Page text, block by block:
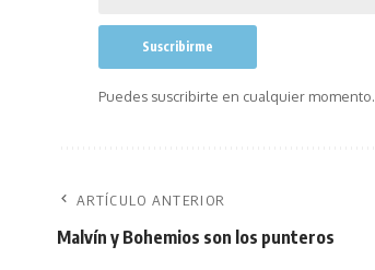
Puedes suscribirte en cualquier momento.
ARTÍCULO ANTERIOR
Malvín y Bohemios son los punteros